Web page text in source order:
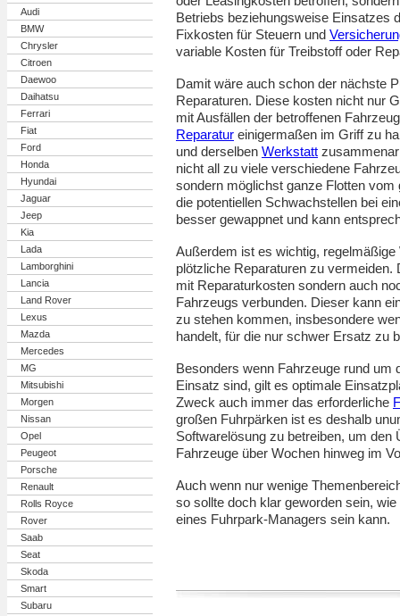
Audi
BMW
Chrysler
Citroen
Daewoo
Daihatsu
Ferrari
Fiat
Ford
Honda
Hyundai
Jaguar
Jeep
Kia
Lada
Lamborghini
Lancia
Land Rover
Lexus
Mazda
Mercedes
MG
Mitsubishi
Morgen
Nissan
Opel
Peugeot
Porsche
Renault
Rolls Royce
Rover
Saab
Seat
Skoda
Smart
Subaru
Betriebs beziehungsweise Einsatzes
Fixkosten für Steuern und
variable Kosten für Treibstoff oder
Damit wäre auch schon der nächste
Reparaturen. Diese kosten nicht nur
mit Ausfällen der betroffenen
Reparatur einigermaßen im Griff zu
und derselben Werkstatt
nicht all zu viele verschiedene
sondern möglichst ganze Flotten
die potentiellen Schwachstellen bei
besser gewappnet und kann
Außerdem ist es wichtig,
plötzliche Reparaturen zu vermeiden.
mit Reparaturkosten sondern auch
Fahrzeugs verbunden. Dieser kann
zu stehen kommen, insbesondere
handelt, für die nur schwer Ersatz zu
Besonders wenn Fahrzeuge rund um
Einsatz sind, gilt es optimale
Zweck auch immer das erforderliche
großen Fuhrpärken ist es deshalb
Softwarelösung zu betreiben, um den
Fahrzeuge über Wochen hinweg im
Auch wenn nur wenige
so sollte doch klar geworden sein,
eines Fuhrpark-Managers sein kann.